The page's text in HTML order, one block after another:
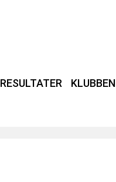
RESULTATER KLUBBEN